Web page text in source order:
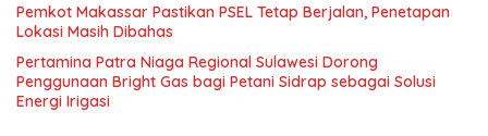
Pemkot Makassar Pastikan PSEL Tetap Berjalan, Penetapan
Lokasi Masih Dibahas
Pertamina Patra Niaga Regional Sulawesi Dorong
Penggunaan Bright Gas bagi Petani Sidrap sebagai Solusi
Energi Irigasi